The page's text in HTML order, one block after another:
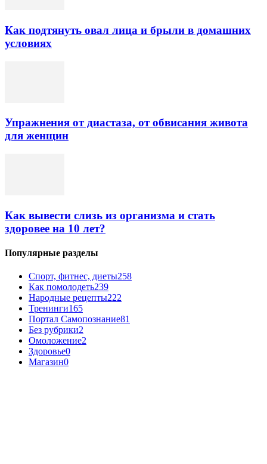
Как подтянуть овал лица и брыли в домашних
условиях
Упражнения от диастаза, от обвисания живота
для женщин
Как вывести слизь из организма и стать
здоровее на 10 лет?
Популярные разделы
Спорт, фитнес, диеты258
Как помолодеть239
Народные рецепты222
Тренинги165
Портал Самопознание81
Без рубрики2
Омоложение2
Здоровье0
Магазин0